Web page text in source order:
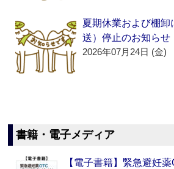
夏期休業および棚卸
送）停止のお知らせ
2026年07月24日 (金)
書籍・電子メディア
【電子書籍】緊急避妊